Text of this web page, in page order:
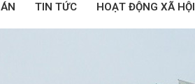
TIN TỨC HOẠT ĐỘNG XÃ HỘI